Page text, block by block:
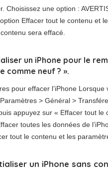
Choisissez une option :
Effacer tout le contenu et
sera effacé.
un iPhone pour le
comme neuf ? ».
pour effacer l’iPhone Lorsque
> Général >
appuyez sur « Effacer tout le
toutes les données de
tout le contenu et les
un iPhone sans